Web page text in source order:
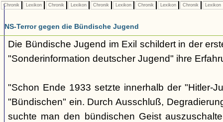
Chronik Lexikon Chronik Lexikon Chronik Lexikon Chronik Lexikon Chronik Lexikon
NS-Terror gegen die Bündische Jugend
Die Bündische Jugend im Exil schildert in der
"Sonderinformation deutscher Jugend" ihre
"Schon Ende 1933 setzte innerhalb der "Hitler-
"Bündischen" ein. Durch Ausschluß,
suchte man den bündischen Geist